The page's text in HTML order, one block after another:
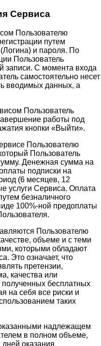
Сервиса
Пользователю
путем
и пароля. По
Пользователь
записи. С момента входа
самостоятельно несет
вводимых данных, а
Пользователь
работы под
кнопки «Выйти».
Пользователю
Пользователь
Денежная сумма на
подписки на
(6 месяцев, 12
услуги Сервиса. Оплата
безналичного
100%-ной предоплаты
Пользователю
объеме и с теми
которыми обладают
Это означает, что
претензии,
качества или
бесплатных
на себя все риски и
таких
надлежащем
в полном объеме,
оказания